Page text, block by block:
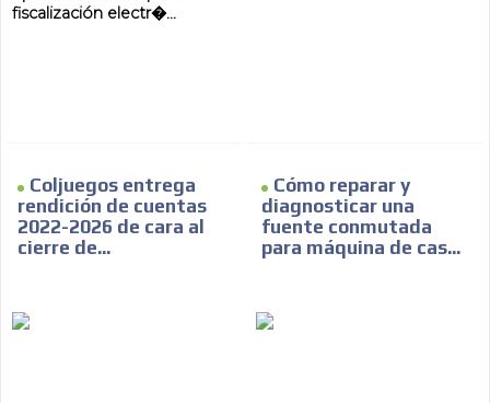
fiscalización electr�...
Coljuegos entrega
rendición de cuentas
2022-2026 de cara al
cierre de...
Cómo reparar y
diagnosticar una
fuente conmutada
para máquina de cas...